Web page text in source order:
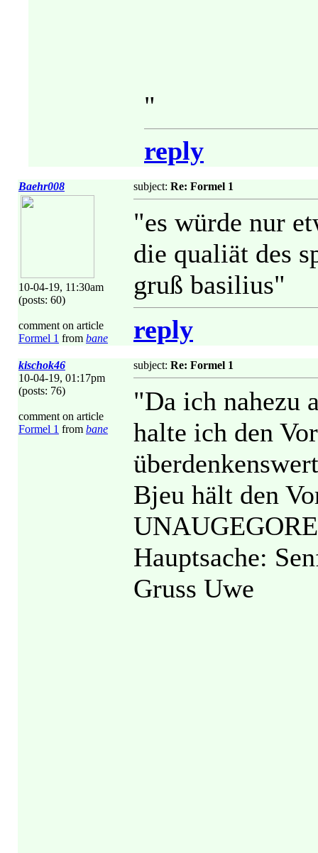
"
reply
Baehr008
10-04-19, 11:30am
(posts: 60)
comment on article
Formel 1 from bane
subject: Re: Formel 1
"es würde nur
die qualiät des
gruß basilius"
reply
kischok46
10-04-19, 01:17pm
(posts: 76)
comment on article
Formel 1 from bane
subject: Re: Formel 1
"Da ich nahezu
halte ich den
Bjeu hält den
Hauptsache:
Gruss Uwe